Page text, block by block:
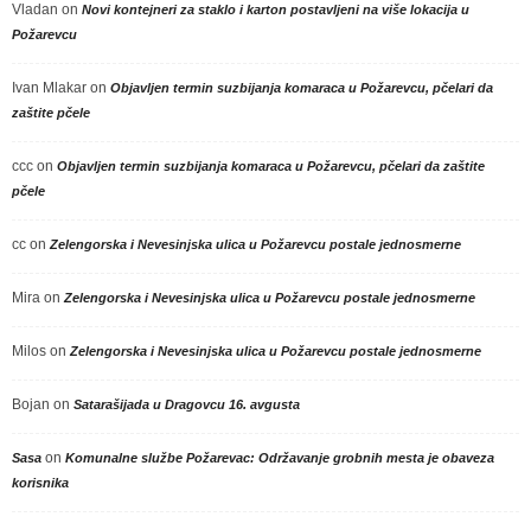
Vladan on Novi kontejneri za staklo i karton postavljeni na više lokacija u
Požarevcu
Ivan Mlakar on Objavljen termin suzbijanja komaraca u Požarevcu, pčelari da
zaštite pčele
ccc on Objavljen termin suzbijanja komaraca u Požarevcu, pčelari da zaštite
pčele
cc onZelengorska i Nevesinjska ulica u Požarevcu postale jednosmerne
Mira onZelengorska i Nevesinjska ulica u Požarevcu postale jednosmerne
Milos onZelengorska i Nevesinjska ulica u Požarevcu postale jednosmerne
Bojan on Satarašijada u Dragovcu 16. avgusta
Sasa on Komunalne službe Požarevac: Održavanje grobnih mesta je obaveza
korisnika